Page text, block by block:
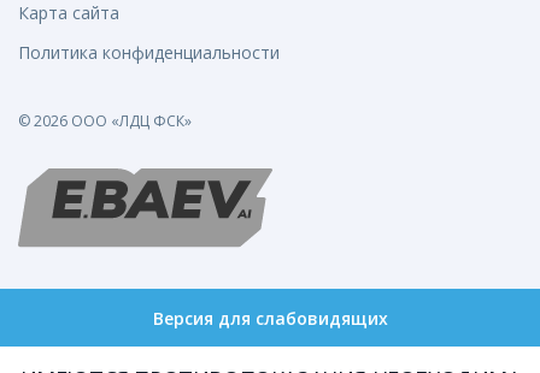
Карта сайта
Политика конфиденциальности
© 2026 ООО «ЛДЦ ФСК»
Версия для слабовидящих